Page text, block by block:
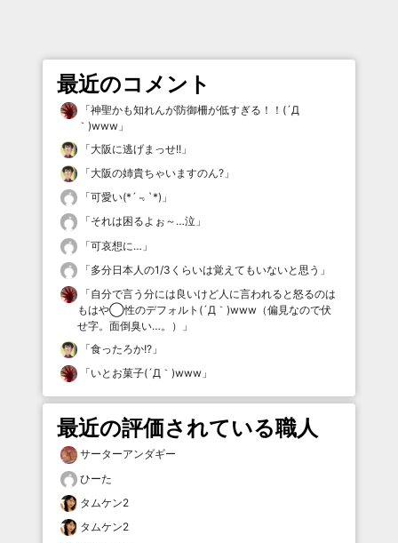
最近のコメント
「神聖かも知れんが防御柵が低すぎる！！(´Д
｀)www 」
「大阪に逃げまっせ!! 」
「大阪の姉貴ちゃいますのん? 」
「可愛い(*´﹃`*) 」
「それは困るよぉ～…泣 」
「可哀想に… 」
「多分日本人の1/3くらいは覚えてもいないと思う 」
「自分で言う分には良いけど人に言われると怒るのは
もはや◯性のデフォルト(´Д｀)www（偏見なので伏
せ字。面倒臭い…。）
」
「食ったろか!? 」
「いとお菓子(´Д｀)www 」
最近の評価されている職人
サーターアンダギー
ひーた
タムケン2
タムケン2